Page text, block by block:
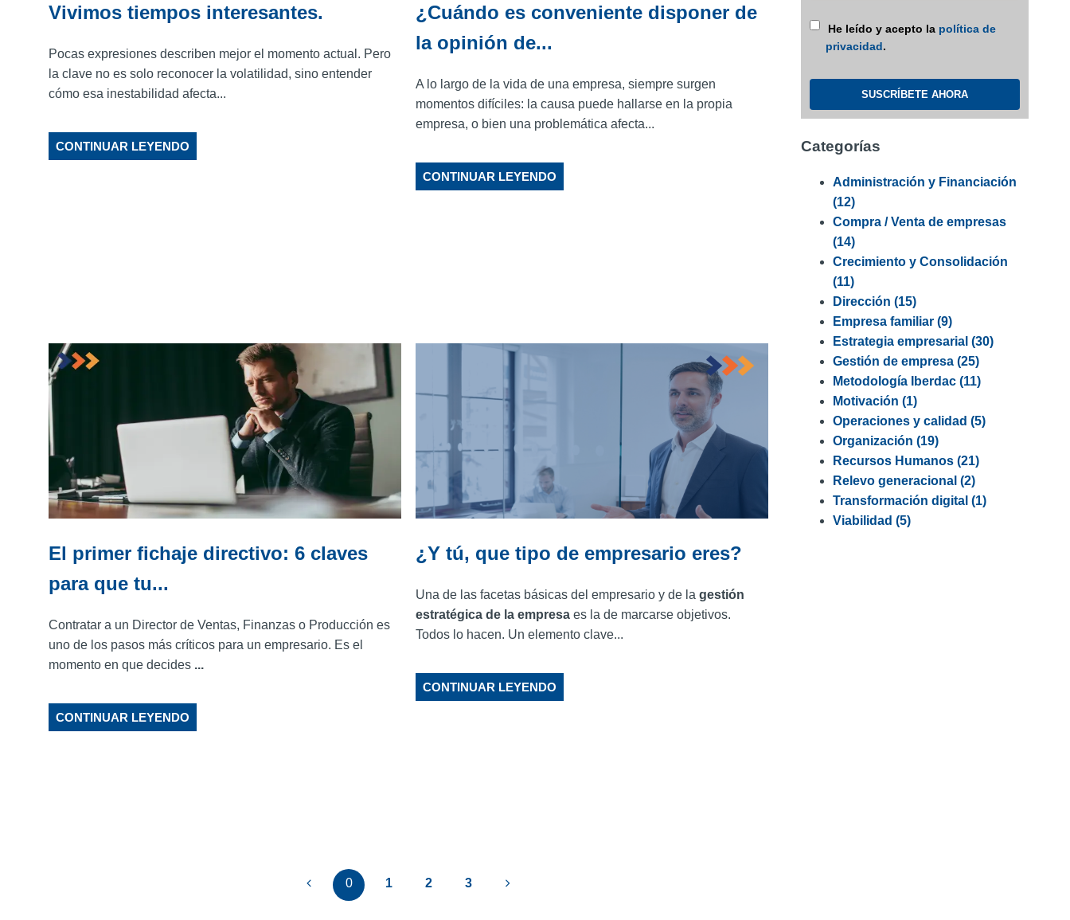
Vivimos tiempos interesantes.
Pocas expresiones describen mejor el momento actual. Pero
la clave no es solo reconocer la volatilidad, sino entender
cómo esa inestabilidad afecta...
CONTINUAR LEYENDO
¿Cuándo es conveniente disponer de
la opinión de...
A lo largo de la vida de una empresa, siempre surgen
momentos difíciles: la causa puede hallarse en la propia
empresa, o bien una problemática afecta...
CONTINUAR LEYENDO
El primer fichaje directivo: 6 claves
para que tu...
Contratar a un Director de Ventas, Finanzas o Producción es
uno de los pasos más críticos para un empresario. Es el
momento en que decides ...
CONTINUAR LEYENDO
¿Y tú, que tipo de empresario eres?
Una de las facetas básicas del empresario y de lagestión
estratégica de la empresa es la de marcarse objetivos.
Todos lo hacen. Un elemento clave...
CONTINUAR LEYENDO
0 1 2 3
He leído y acepto la política de
privacidad.
Categorías
Administración y Financiación
(12)
Compra / Venta de empresas
(14)
Crecimiento y Consolidación
(11)
Dirección (15)
Empresa familiar (9)
Estrategia empresarial (30)
Gestión de empresa (25)
Metodología Iberdac (11)
Motivación (1)
Operaciones y calidad (5)
Organización (19)
Recursos Humanos (21)
Relevo generacional (2)
Transformación digital (1)
Viabilidad (5)